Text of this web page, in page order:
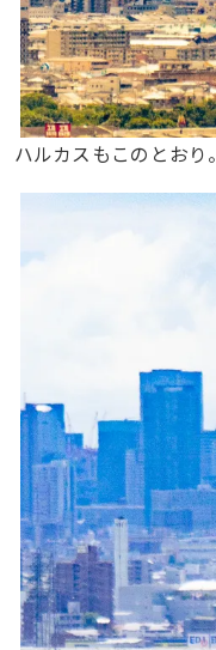
ハルカスもこのとおり。